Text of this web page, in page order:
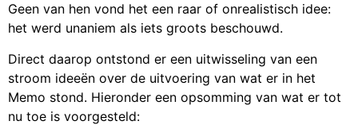
Geen van hen vond het een raar of onrealistisch idee:
het werd unaniem als iets groots beschouwd.
Direct daarop ontstond er een uitwisseling van een
stroom ideeën over de uitvoering van wat er in het
Memo stond. Hieronder een opsomming van wat er tot
nu toe is voorgesteld: